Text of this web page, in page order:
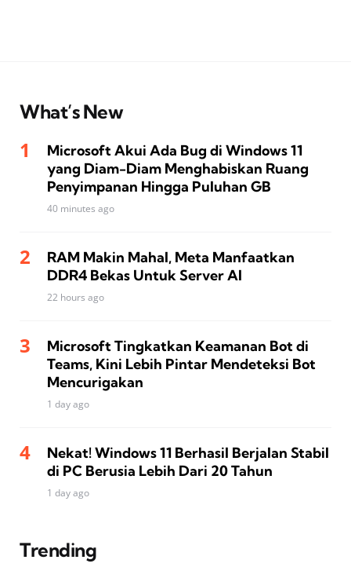
What’s New
Microsoft Akui Ada Bug di Windows 11
yang Diam-Diam Menghabiskan Ruang
Penyimpanan Hingga Puluhan GB
40 minutes ago
RAM Makin Mahal, Meta Manfaatkan
DDR4 Bekas Untuk Server AI
22 hours ago
Microsoft Tingkatkan Keamanan Bot di
Teams, Kini Lebih Pintar Mendeteksi Bot
Mencurigakan
1 day ago
Nekat! Windows 11 Berhasil Berjalan Stabil
di PC Berusia Lebih Dari 20 Tahun
1 day ago
Trending